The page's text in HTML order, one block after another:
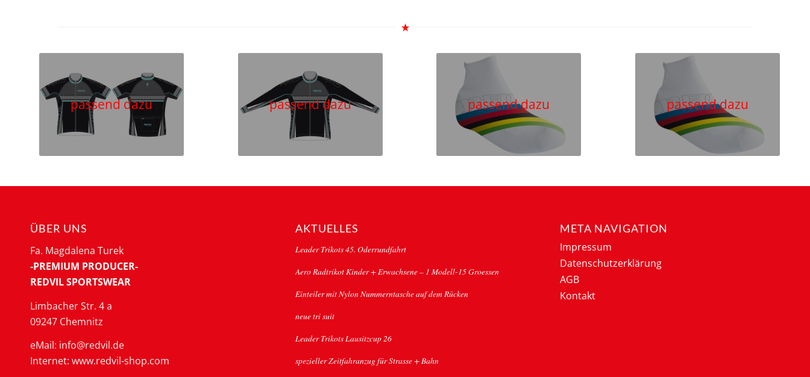
passend dazu passend dazu passend dazu passend dazu
ÜBER UNS
Fa. Magdalena Turek
-PREMIUM PRODUCER-
REDVIL SPORTSWEAR
Limbacher Str. 4 a
09247 Chemnitz
eMail: info@redvil.de
Internet: www.redvil-shop.com
AKTUELLES
Leader Trikots 45. Oderrundfahrt
Aero Radtrikot Kinder + Erwachsene – 1 Modell-15 Groessen
Einteiler mit Nylon Nummerntasche auf dem Rücken
neue tri suit
Leader Trikots Lausitzcup 26
spezieller Zeitfahranzug für Strasse + Bahn
META NAVIGATION
Impressum
Datenschutzerklärung
AGB
Kontakt